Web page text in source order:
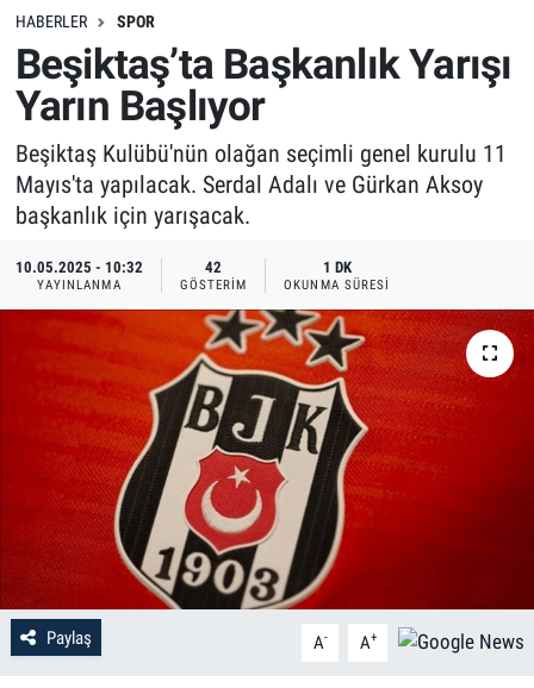
HABERLER SPOR
Beşiktaş’ta Başkanlık Yarışı
Yarın Başlıyor
Beşiktaş Kulübü'nün olağan seçimli genel kurulu 11
Mayıs'ta yapılacak. Serdal Adalı ve Gürkan Aksoy
başkanlık için yarışacak.
10.05.2025 - 10:32
YAYINLANMA
42
GÖSTERIM
1 DK
OKUNMA SÜRESI
Paylaş A- A+